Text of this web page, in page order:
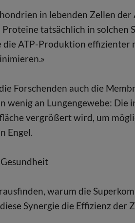
in lebenden Zellen
tatsächlich in solchen
ATP-Produktion effizienter
Forschenden auch die
wenig an Lungengewebe:
vergrößert wird, um
Engel.
warum die
Synergie die Effizienz der